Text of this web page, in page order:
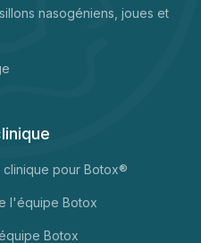
nasogéniens, joues et
clinique pour Botox®
l'équipe Botox
Botox